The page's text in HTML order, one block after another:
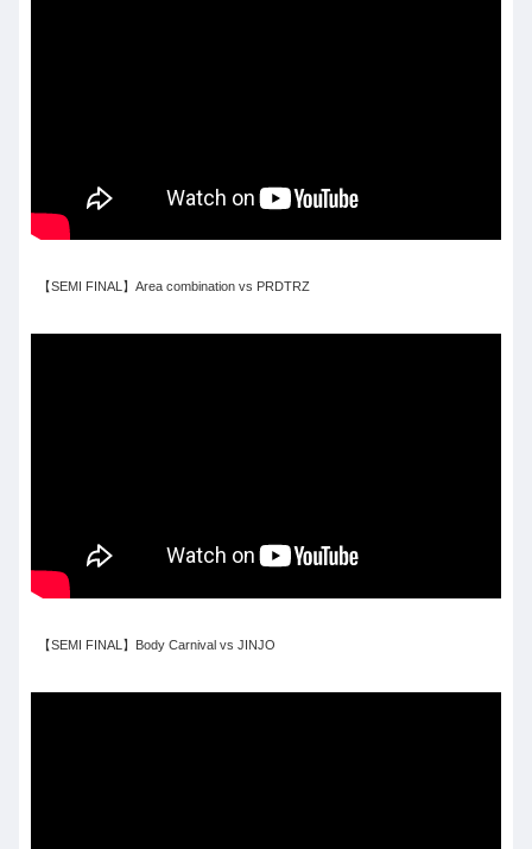
【SEMI FINAL】Area combination vs PRDTRZ
【SEMI FINAL】Body Carnival vs JINJO